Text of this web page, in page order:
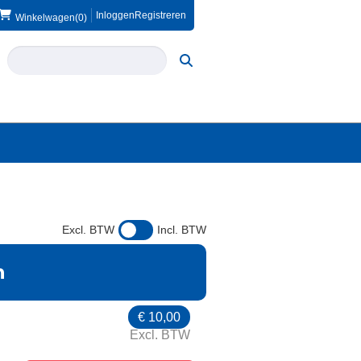
Winkelwagen(0) Inloggen Registreren
Excl. BTW Incl. BTW
€ 10,00
Excl. BTW